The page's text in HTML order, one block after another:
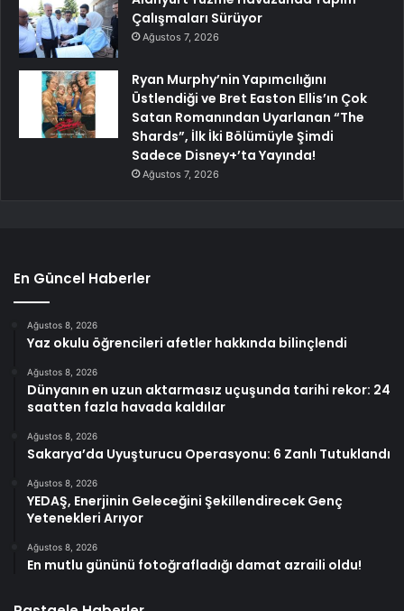
Çalışmaları Sürüyor
Ağustos 7, 2026
Ryan Murphy’nin Yapımcılığını
Üstlendiği ve Bret Easton Ellis’ın Çok
Satan Romanından Uyarlanan “The
Shards”, İlk İki Bölümüyle Şimdi
Sadece Disney+’ta Yayında!
Ağustos 7, 2026
En Güncel Haberler
Ağustos 8, 2026
Yaz okulu öğrencileri afetler hakkında bilinçlendi
Ağustos 8, 2026
Dünyanın en uzun aktarmasız uçuşunda tarihi rekor: 24
saatten fazla havada kaldılar
Ağustos 8, 2026
Sakarya’da Uyuşturucu Operasyonu: 6 Zanlı Tutuklandı
Ağustos 8, 2026
YEDAŞ, Enerjinin Geleceğini Şekillendirecek Genç
Yetenekleri Arıyor
Ağustos 8, 2026
En mutlu gününü fotoğrafladığı damat azraili oldu!